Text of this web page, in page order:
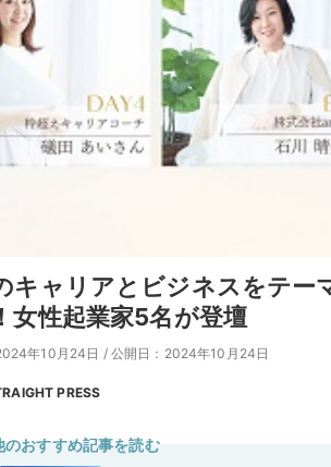
キャリアとビジネスをテー
女性起業家5名が登壇
年10月24日 / 公開日：2024年10月24日
PRESS
のおすすめ記事を読む